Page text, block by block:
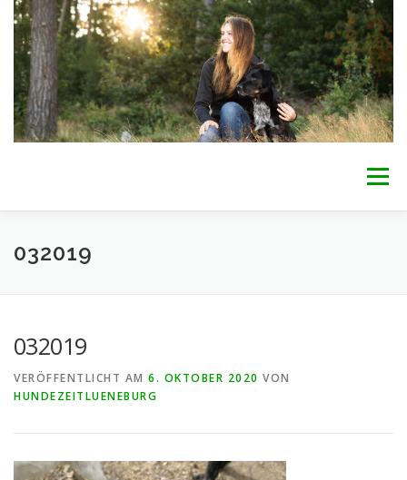
Zum
Inhalt
springen
Menü
WILLKOMMEN
032019
032019
VERÖFFENTLICHT AM 6. OKTOBER 2020 VON
HUNDEZEITLUENEBURG